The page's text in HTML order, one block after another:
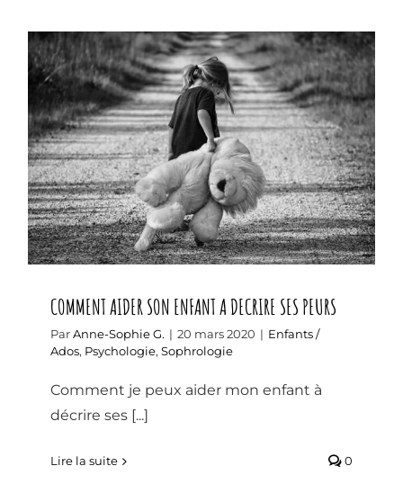
COMMENT AIDER SON ENFANT A
DECRIRE SES PEURS
COMMENT AIDER SON ENFANT A DECRIRE SES PEURS
ParAnne-Sophie G. | 20 mars 2020 | Enfants /
Ados, Psychologie, Sophrologie
Comment je peux aider mon enfant à
décrire ses [...]
Lire la suite 0